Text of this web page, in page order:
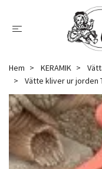
Hem KERAMIK
Vätte kliver ur jorden